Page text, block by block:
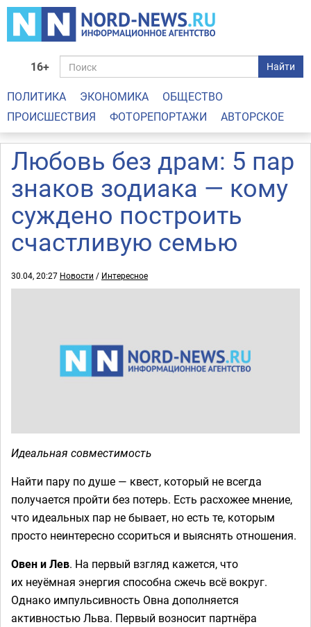
16+ Найти
ПОЛИТИКА ЭКОНОМИКА
ОБЩЕСТВО
ПРОИСШЕСТВИЯ
ФОТОРЕПОРТАЖИ АВТОРСКОЕ
Любовь без драм: 5 пар
знаков зодиака — кому
суждено построить
счастливую семью
30.04, 20:27 Новости / Интересное
Идеальная совместимость
Найти пару по душе — квест, который не всегда
получается пройти без потерь. Есть расхожее мнение,
что идеальных пар не бывает, но есть те, которым
просто неинтересно ссориться и выяснять отношения.
Овен и Лев. На первый взгляд кажется, что
их неуёмная энергия способна сжечь всё вокруг.
Однако импульсивность Овна дополняется
активностью Льва. Первый возносит партнёра